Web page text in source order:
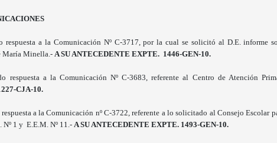
respuesta a la Comunicación Nº C-3717, por la cual se solicitó al D.E. informe
María Minella.- A SU ANTECEDENTE EXPTE. 1446-GEN-10.
respuesta a la Comunicación Nº C-3683, referente al Centro de Atención
CJA-10.
a la Comunicación nº C-3722, referente a lo solicitado al Consejo Escolar
1 y E.E.M. Nº 11.-A SU ANTECEDENTE EXPTE. 1493-GEN-10.